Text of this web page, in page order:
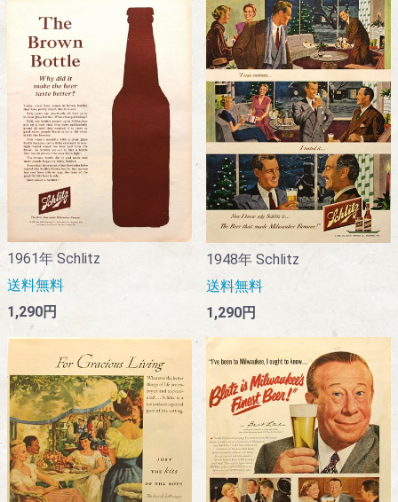
1961年 Schlitz
送料無料
1,290円
1948年 Schlitz
送料無料
1,290円